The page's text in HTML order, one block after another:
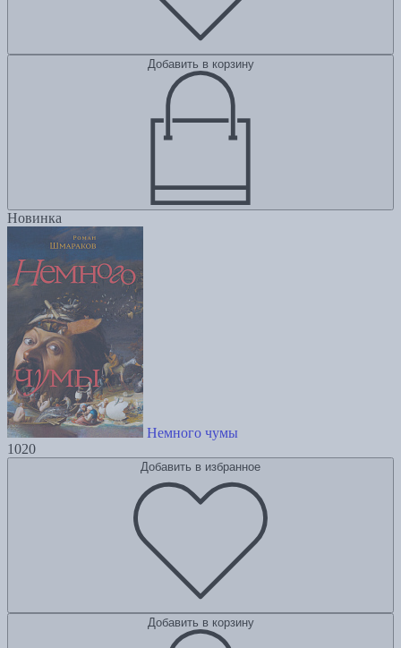
Добавить в корзину
Новинка
Немного чумы
1020
Добавить в избранное
Добавить в корзину